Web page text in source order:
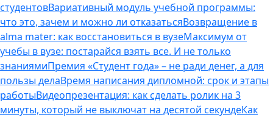
студентовВариативный модуль учебной программы:
что это, зачем и можно ли отказатьсяВозвращение в
alma mater: как восстановиться в вузеМаксимум от
учебы в вузе: постарайся взять все. И не только
знаниямиПремия «Студент года» – не ради денег, а для
пользы делаВремя написания дипломной: срок и этапы
работыВидеопрезентация: как сделать ролик на 3
минуты, который не выключат на десятой секундеКак